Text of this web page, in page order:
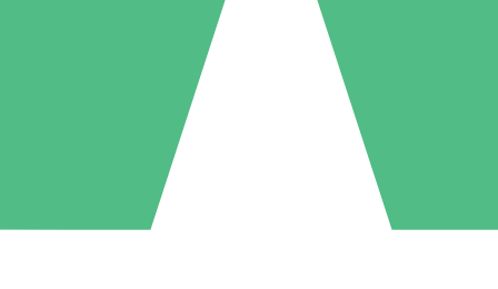
US$